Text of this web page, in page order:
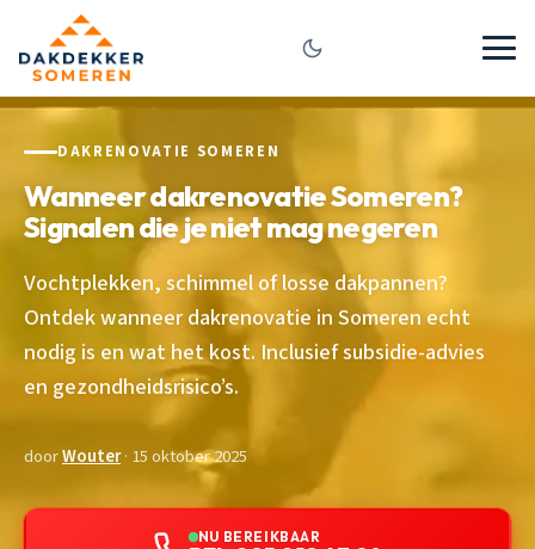
DAKRENOVATIE SOMEREN
Wanneer dakrenovatie Someren?
Signalen die je niet mag negeren
Vochtplekken, schimmel of losse dakpannen?
Ontdek wanneer dakrenovatie in Someren echt
nodig is en wat het kost. Inclusief subsidie-advies
en gezondheidsrisico’s.
doorWouter· 15 oktober 2025
NU BEREIKBAAR